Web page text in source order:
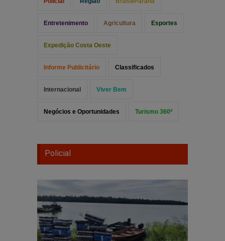
Entretenimento Agricultura Esportes
Expedição Costa Oeste
Informe Publicitário Classificados
Internacional Viver Bem
Negócios e Oportunidades Turismo 360º
Policial